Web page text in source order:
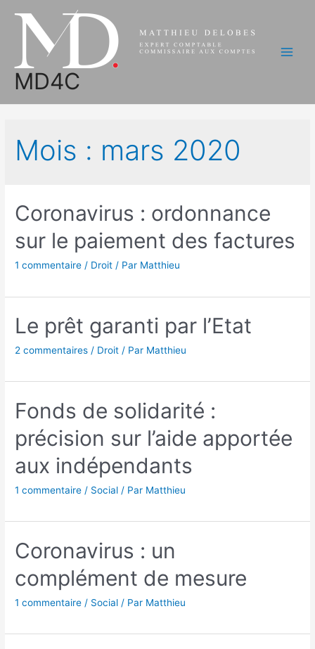
MD4C
Mois : mars 2020
Coronavirus : ordonnance
sur le paiement des factures
1 commentaire / Droit / Par Matthieu
Le prêt garanti par l’Etat
2 commentaires / Droit / Par Matthieu
Fonds de solidarité :
précision sur l’aide apportée
aux indépendants
1 commentaire / Social / Par Matthieu
Coronavirus : un
complément de mesure
1 commentaire / Social / Par Matthieu